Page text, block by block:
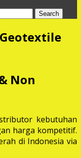
Search
Non
kebutuhan
harga kompetitif.
di Indonesia via